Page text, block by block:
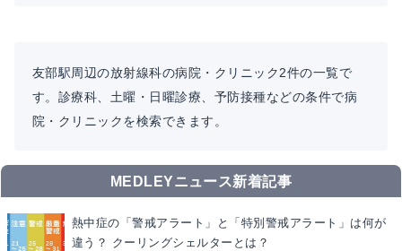
友部駅周辺の放射線科の病院・クリニック2件の一覧で
す。診療科、土曜・日曜診療、予防接種などの条件で病
院・クリニックを検索できます。
MEDLEYニュース新着記事
熱中症の「警戒アラート」と「特別警戒アラート」は何が
違う？ クーリングシェルターとは？